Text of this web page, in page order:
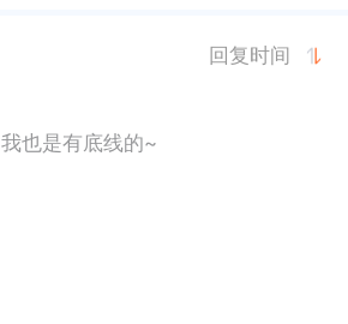
回复时间
我也是有底线的~